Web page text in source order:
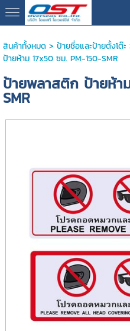
google13076cdc17b3388d
สินค้าทั้งหมด> ป้ายชื่อและป้ายตั้งโต๊ะ
ป้ายห้าม 17x50 ซม. PM-150-SMR
ป้ายพลาสติก ป้ายห้า
SMR